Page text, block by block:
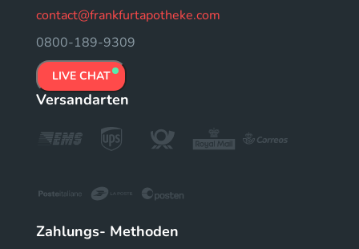
contact@frankfurtapotheke.com
0800-189-9309
LIVE CHAT
Versandarten
Zahlungs- Methoden